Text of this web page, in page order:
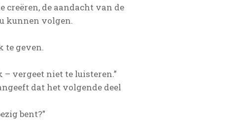
creëren, de aandacht van de
kunnen volgen.
te geven.
vergeet niet te luisteren.”
dat het volgende deel
bent?”